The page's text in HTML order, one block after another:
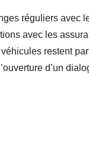
réguliers avec
avec les
restent
d’un